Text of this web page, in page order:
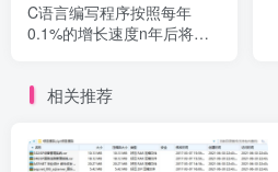
C语言编写程序按照每年
0.1%的增长速度n年后将有
相关推荐